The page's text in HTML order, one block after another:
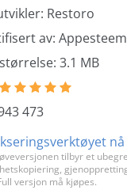
Restoro
av: Appesteem
3.1 MB
473
nå
tilbyr et
versjon må kjøpes.